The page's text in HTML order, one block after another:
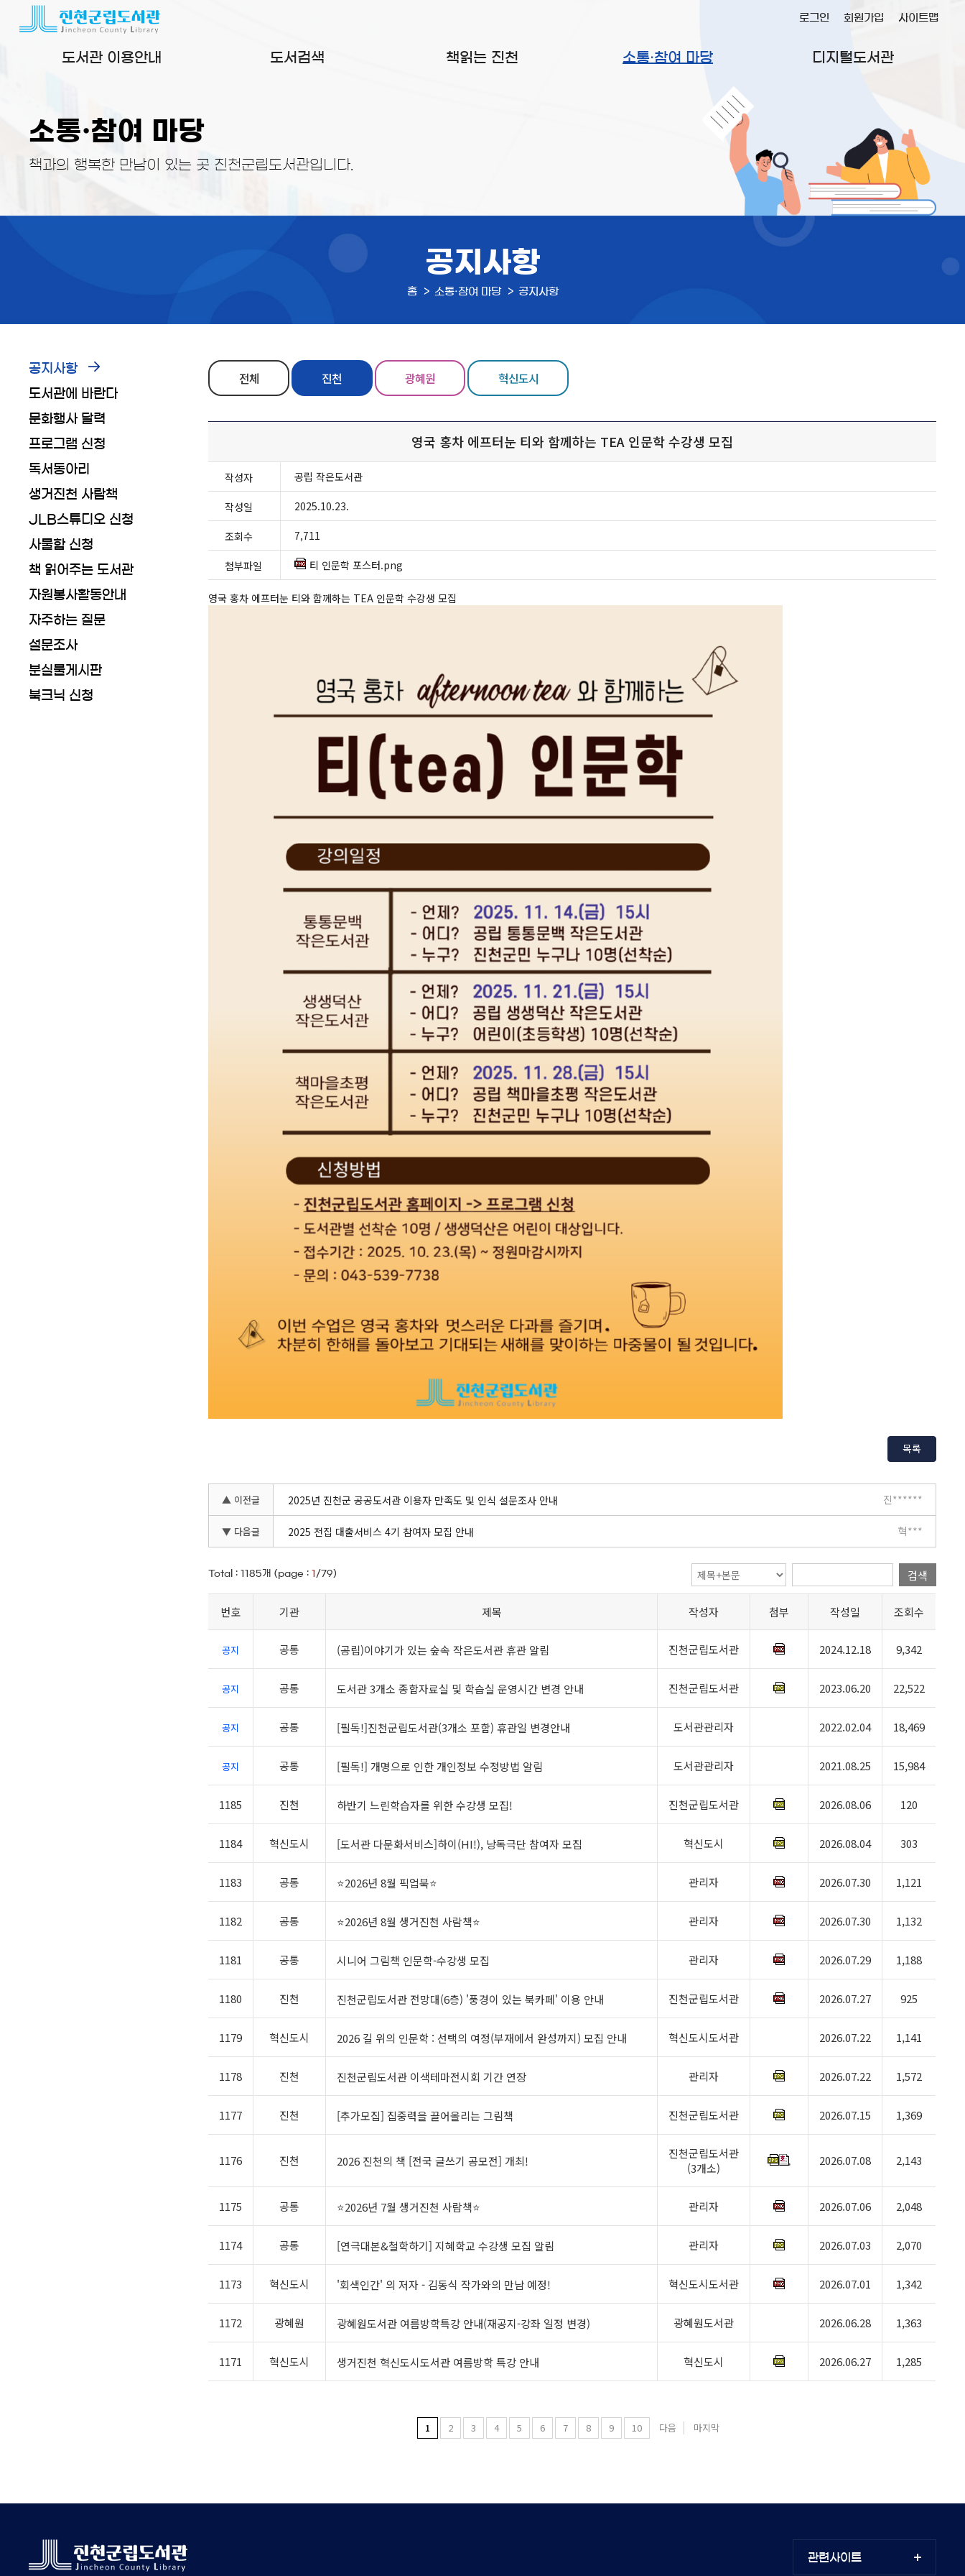
도서관 이용안내 도서검색 책읽는 진천 소통·참여 마당 디지털도서관
로그인 회원가입 사이트맵
소통·참여 마당
책과의 행복한 만남이 있는 곳 진천군립도서관입니다.
공지사항
홈 소통·참여 마당 공지사항
공지사항
도서관에 바란다
문화행사 달력
프로그램 신청
독서동아리
생거진천 사람책
JLB스튜디오 신청
사물함 신청
책 읽어주는 도서관
자원봉사활동안내
자주하는 질문
설문조사
분실물게시판
북크닉 신청
전체 진천 광혜원 혁신도시
영국 홍차 에프터눈 티와 함께하는 TEA 인문학 수강생 모집
작성자 공립 작은도서관
작성일 2025.10.23.
조회수 7,711
첨부파일 티 인문학 포스터.png
영국 홍차 에프터눈 티와 함께하는 TEA 인문학 수강생 모집
목록
▲ 이전글 2025년 진천군 공공도서관 이용자 만족도 및 인식 설문조사 안내 진******
▼ 다음글 2025 전집 대출서비스 4기 참여자 모집 안내 혁***
Total :1185개 (page :1 /79) 검색
번호 기관 제목 작성자 첨부 작성일 조회수
공지 공통 (공립)이야기가 있는 숲속 작은도서관 휴관 알림 진천군립도서관 2024.12.18 9,342
공지 공통 도서관 3개소 종합자료실 및 학습실 운영시간 변경 안내 진천군립도서관 2023.06.20 22,522
공지 공통 [필독!]진천군립도서관(3개소 포함) 휴관일 변경안내 도서관관리자 2022.02.04 18,469
공지 공통 [필독!] 개명으로 인한 개인정보 수정방법 알림 도서관관리자 2021.08.25 15,984
1185 진천 하반기 느린학습자를 위한 수강생 모집! 진천군립도서관 2026.08.06 120
1184 혁신도시 [도서관 다문화서비스]하이(HI!), 낭독극단 참여자 모집 혁신도시 2026.08.04 303
1183 공통 ⭐2026년 8월 픽업북⭐ 관리자 2026.07.30 1,121
1182 공통 ⭐2026년 8월 생거진천 사람책⭐ 관리자 2026.07.30 1,132
1181 공통 시니어 그림책 인문학-수강생 모집 관리자 2026.07.29 1,188
1180 진천 진천군립도서관 전망대(6층) '풍경이 있는 북카페' 이용 안내 진천군립도서관 2026.07.27 925
1179 혁신도시 2026 길 위의 인문학 : 선택의 여정(부재에서 완성까지) 모집 안내 혁신도시도서관 2026.07.22 1,141
1178 진천 진천군립도서관 이색테마전시회 기간 연장 관리자 2026.07.22 1,572
1177 진천 [추가모집] 집중력을 끌어올리는 그림책 진천군립도서관 2026.07.15 1,369
1176 진천 2026 진천의 책 [전국 글쓰기 공모전] 개최!
진천군립도서관
(3개소)
2026.07.08 2,143
1175 공통 ⭐2026년 7월 생거진천 사람책⭐ 관리자 2026.07.06 2,048
1174 공통 [연극대본&철학하기] 지혜학교 수강생 모집 알림 관리자 2026.07.03 2,070
1173 혁신도시 '회색인간' 의 저자 - 김동식 작가와의 만남 예정! 혁신도시도서관 2026.07.01 1,342
1172 광혜원 광혜원도서관 여름방학특강 안내(재공지-강좌 일정 변경) 광혜원도서관 2026.06.28 1,363
1171 혁신도시 생거진천 혁신도시도서관 여름방학 특강 안내 혁신도시 2026.06.27 1,285
1 2 3 4 5 6 7 8 9 10 다음 마지막
관련사이트